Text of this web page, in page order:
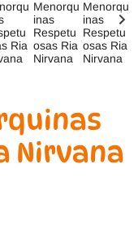
Nirvana